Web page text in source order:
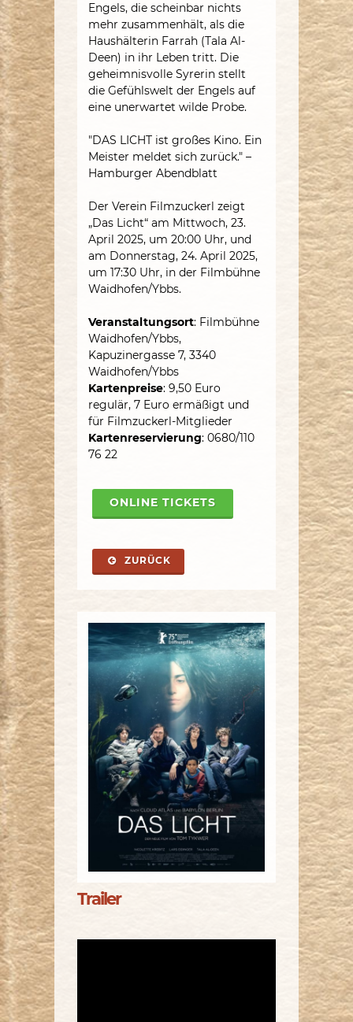
Engels, die scheinbar nichts
mehr zusammenhält, als die
Haushälterin Farrah (Tala Al-
Deen) in ihr Leben tritt. Die
geheimnisvolle Syrerin stellt
die Gefühlswelt der Engels auf
eine unerwartet wilde Probe.
"DAS LICHT ist großes Kino. Ein
Meister meldet sich zurück." –
Hamburger Abendblatt
Der Verein Filmzuckerl zeigt
„Das Licht“ am Mittwoch, 23.
April 2025, um 20:00 Uhr, und
am Donnerstag, 24. April 2025,
um 17:30 Uhr, in der Filmbühne
Waidhofen/Ybbs.
Veranstaltungsort: Filmbühne
Waidhofen/Ybbs,
Kapuzinergasse 7, 3340
Waidhofen/Ybbs
Kartenpreise: 9,50 Euro
regulär, 7 Euro ermäßigt und
für Filmzuckerl-Mitglieder
Kartenreservierung: 0680/110
76 22
ONLINE TICKETS
ZURÜCK
Trailer